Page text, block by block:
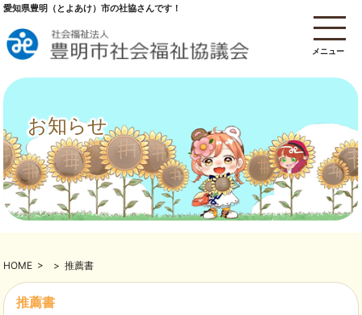
メニュー
愛知県豊明（とよあけ）市の社協さんです！
お知らせ
HOME > > 推薦書
推薦書